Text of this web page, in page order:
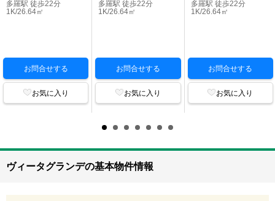
多羅駅 徒歩22分
1K/26.64㎡
お問合せする
お気に入り
多羅駅 徒歩22分
1K/26.64㎡
お問合せする
お気に入り
多羅駅 徒歩22分
1K/26.64㎡
お問合せする
お気に入り
ヴィータグランデの基本物件情報